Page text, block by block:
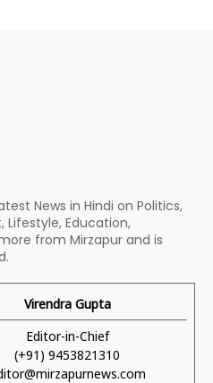
News in Hindi on Politics,
Lifestyle, Education,
from Mirzapur and is
Virendra Gupta
Editor-in-Chief
(+91) 9453821310